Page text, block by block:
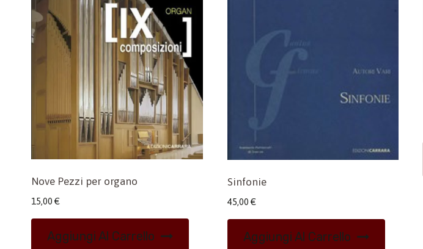
Nove Pezzi per organo
15,00 €
Aggiungi Al Carrello
Sinfonie
45,00 €
Aggiungi Al Carrello